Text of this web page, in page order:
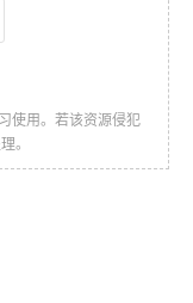
使用。若该资源侵犯
。